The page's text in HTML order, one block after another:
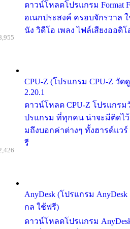
ดาวน์โหลดโปรแกรม Format
อเนกประสงค์ ครอบจักรวาล
นัง วิดีโอ เพลง ไฟล์เสียงออดิโ
CPU-Z (โปรแกรม CPU-Z วัด
2.20.1
ดาวน์โหลด CPU-Z โปรแกรม
ปรแกรม ที่ทุกคน น่าจะมีติดไว้
มถึงบอกค่าต่างๆ ทั้งฮารด์แว
รี
AnyDesk (โปรแกรม
กล ใช้ฟรี)
ดาวน์โหลดโปรแกรม